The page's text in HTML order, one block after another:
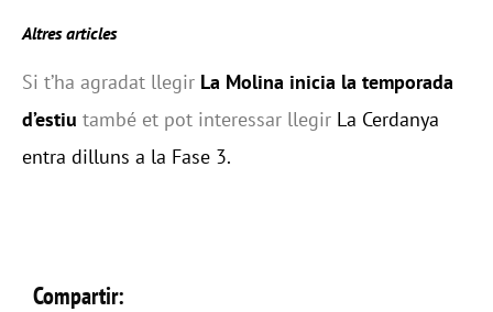
Altres articles
Si t’ha agradat llegir La Molina inicia la temporada
d’estiu també et pot interessar llegir La Cerdanya
entra dilluns a la Fase 3.
Compartir: